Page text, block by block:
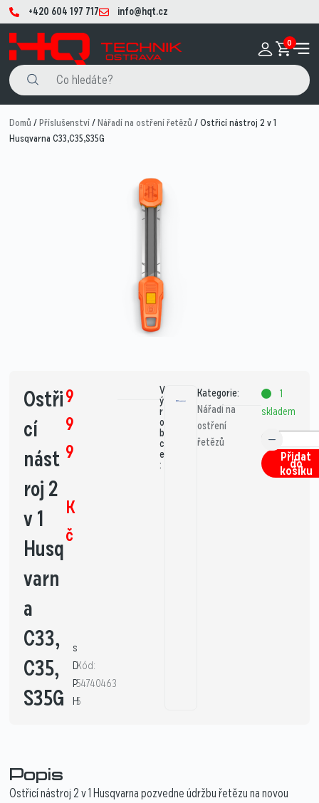
+420 604 197 717 info@hqt.cz
0
Domů /Příslušenství/Nářadí na ostření řetězů / Ostřicí nástroj 2 v 1
Husqvarna C33,C35,S35G
Ostři
cí
nást
roj 2
v 1
Husq
varn
a
C33,
C35,
S35G
9
9
9
K
č
s
D
P
H
Kód:
54740463
5
V
ý
r
o
b
c
e
:
Kategorie:
Nářadí na
ostření
řetězů
1
skladem
Přidat
do
košíku
Popis
Ostřicí nástroj 2 v 1 Husqvarna pozvedne údržbu řetězu na novou